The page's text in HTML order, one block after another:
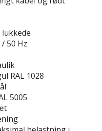
50 Hz
RAL 1028
5005